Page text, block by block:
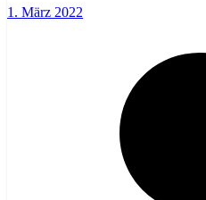
1. März 2022